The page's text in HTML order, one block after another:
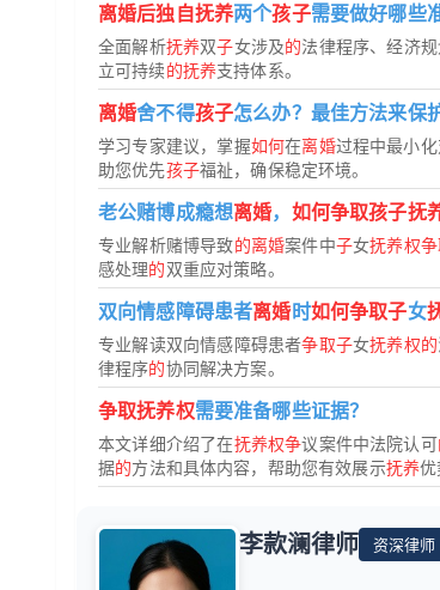
离婚后独自抚养两个孩子需要做好哪些
全面解析抚养双子女涉及的法律程序、经济
立可持续的抚养支持体系。
离婚舍不得孩子怎么办？最佳方法来保
学习专家建议，掌握如何在离婚过程中最小
助您优先孩子福祉，确保稳定环境。
老公赌博成瘾想离婚， 如何争取孩子抚
专业解析赌博导致的离婚案件中子女抚养权
感处理的双重应对策略。
双向情感障碍患者离婚时如何争取子女
专业解读双向情感障碍患者争取子女抚养权的
律程序的协同解决方案。
争取抚养权需要准备哪些证据？
本文详细介绍了在抚养权争议案件中法院认可
据的方法和具体内容，帮助您有效展示抚养优
李款澜律师 资深律师